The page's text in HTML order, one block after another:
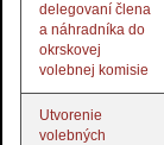
delegovaní člena
a náhradníka do
okrskovej
volebnej komisie
Utvorenie
volebných